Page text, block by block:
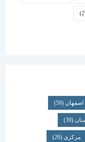
(59)
(26)